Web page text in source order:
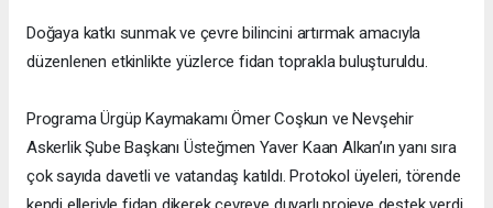
Doğaya katkı sunmak ve çevre bilincini artırmak amacıyla
düzenlenen etkinlikte yüzlerce fidan toprakla buluşturuldu.
Programa Ürgüp Kaymakamı Ömer Coşkun ve Nevşehir
Askerlik Şube Başkanı Üsteğmen Yaver Kaan Alkan’ın yanı sıra
çok sayıda davetli ve vatandaş katıldı. Protokol üyeleri, törende